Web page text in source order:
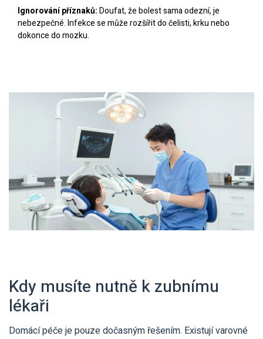
Ignorování příznaků:Doufat, že bolest sama odezní, je
nebezpečné. Infekce se může rozšířit do čelisti, krku nebo
dokonce do mozku.
Kdy musíte nutně k zubnímu
lékaři
Domácí péče je pouze dočasným řešením. Existují varovné